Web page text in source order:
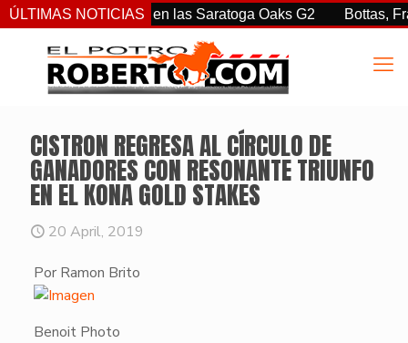
ÚLTIMAS NOTICIAS
Jr. sorprendió en las Saratoga Oaks G2 Bottas, Franco,
CISTRON REGRESA AL CÍRCULO DE
GANADORES CON RESONANTE TRIUNFO
EN EL KONA GOLD STAKES
20 April, 2019
Por Ramon Brito
Benoit Photo